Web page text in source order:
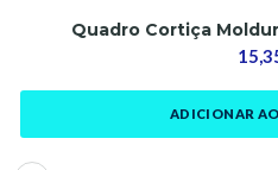
Quadro Cortiça
ADICIONAR